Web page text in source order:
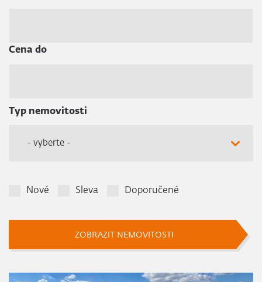
Cena do
Typ nemovitosti
- vyberte -
Nové Sleva Doporučené
ZOBRAZIT NEMOVITOSTI